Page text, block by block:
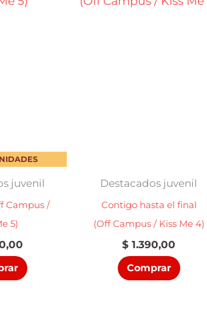
juvenil
Campus /
5)
Destacados juvenil
Contigo hasta el final
(Off Campus / Kiss Me 4)
$ 1.390,00
Comprar